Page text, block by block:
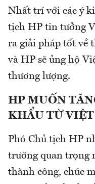
Nhất trí với các ý
tịch HP tin tưởng
ra giải pháp tốt về
và HP sẽ ủng hộ
thương lượng.
HP MUỐN
KHẨU TỪ
Phó Chủ tịch HP
trường quan trọng
thành công, chúc